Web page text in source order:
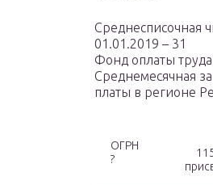
Среднесписочная
01.01.2019 – 31
Фонд оплаты
Среднемесячная
платы в регионе
ОГРН
?